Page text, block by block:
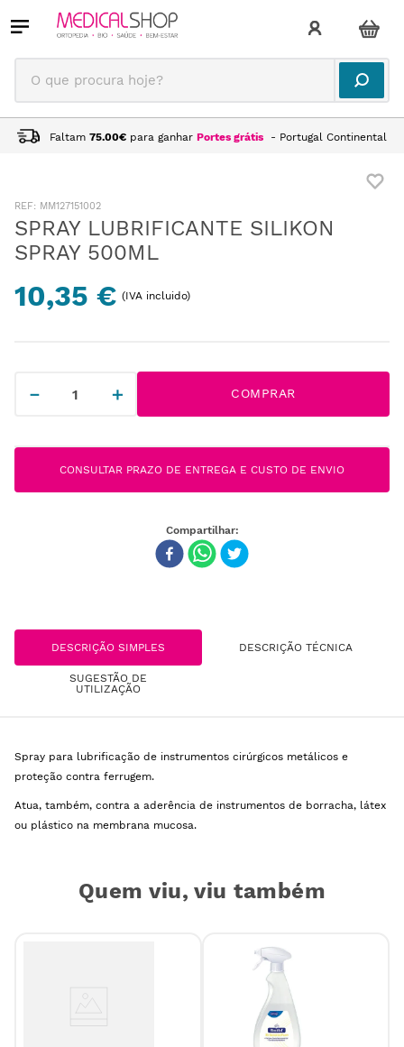
O que procura hoje?
Faltam 75.00€ para ganhar Portes grátis - Portugal Continental
: MM127151002
SPRAY LUBRIFICANTE SILIKON
SPRAY 500ML
10,35 € (IVA incluido)
＋
－ COMPRAR
CONSULTAR PRAZO DE ENTREGA E CUSTO DE ENVIO
DESCRIÇÃO SIMPLES DESCRIÇÃO TÉCNICA
SUGESTÃO DE
UTILIZAÇÃO
Spray para lubrificação de instrumentos cirúrgicos metálicos e
proteção contra ferrugem.
Atua, também, contra a aderência de instrumentos de borracha, látex
ou plástico na membrana mucosa.
Quem viu, viu também